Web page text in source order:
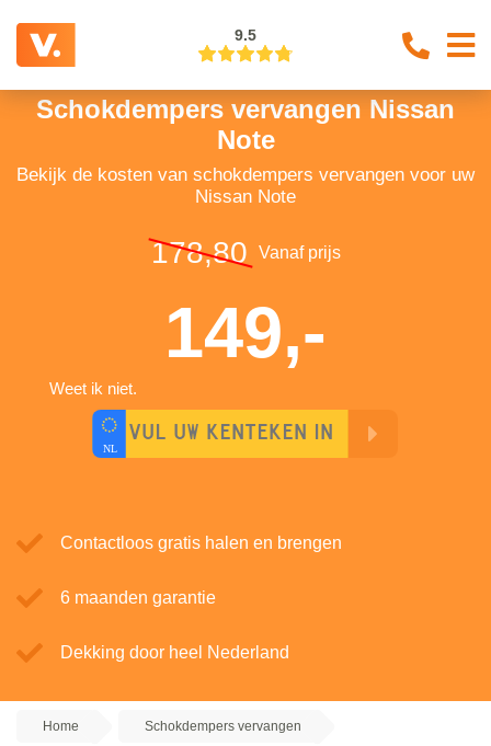
9.5
Schokdempers vervangen Nissan
Note
Bekijk de kosten van schokdempers vervangen voor uw
Nissan Note
178,80 Vanaf prijs
149,-
Weet ik niet.
Contactloos gratis halen en brengen
6 maanden garantie
Dekking door heel Nederland
Home Schokdempers vervangen